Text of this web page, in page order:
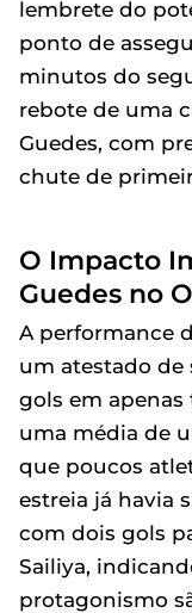
lembrete do
ponto de
minutos do
rebote de uma
Guedes, com
chute de
O Impacto
Guedes no
A performance
um atestado de
gols em apenas
uma média de
que poucos
estreia já havia
com dois gols
Sailiya,
protagonismo